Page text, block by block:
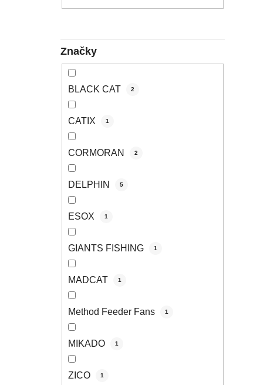
Značky
BLACK CAT 2
CATIX 1
CORMORAN 2
DELPHIN 5
ESOX 1
GIANTS FISHING 1
MADCAT 1
Method Feeder Fans 1
MIKADO 1
ZICO 1